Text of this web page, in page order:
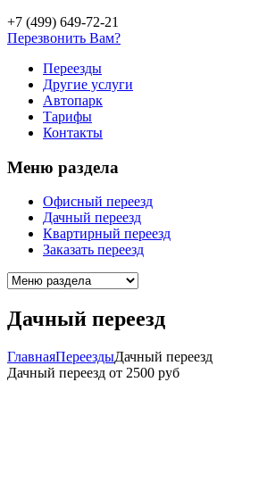
+7 (499) 649-72-21
Перезвонить Вам?
Переезды
Другие услуги
Автопарк
Тарифы
Контакты
Меню раздела
Офисный переезд
Дачный переезд
Квартирный переезд
Заказать переезд
Дачный переезд
ГлавнаяПереездыДачный переезд
Дачный переезд от 2500 руб